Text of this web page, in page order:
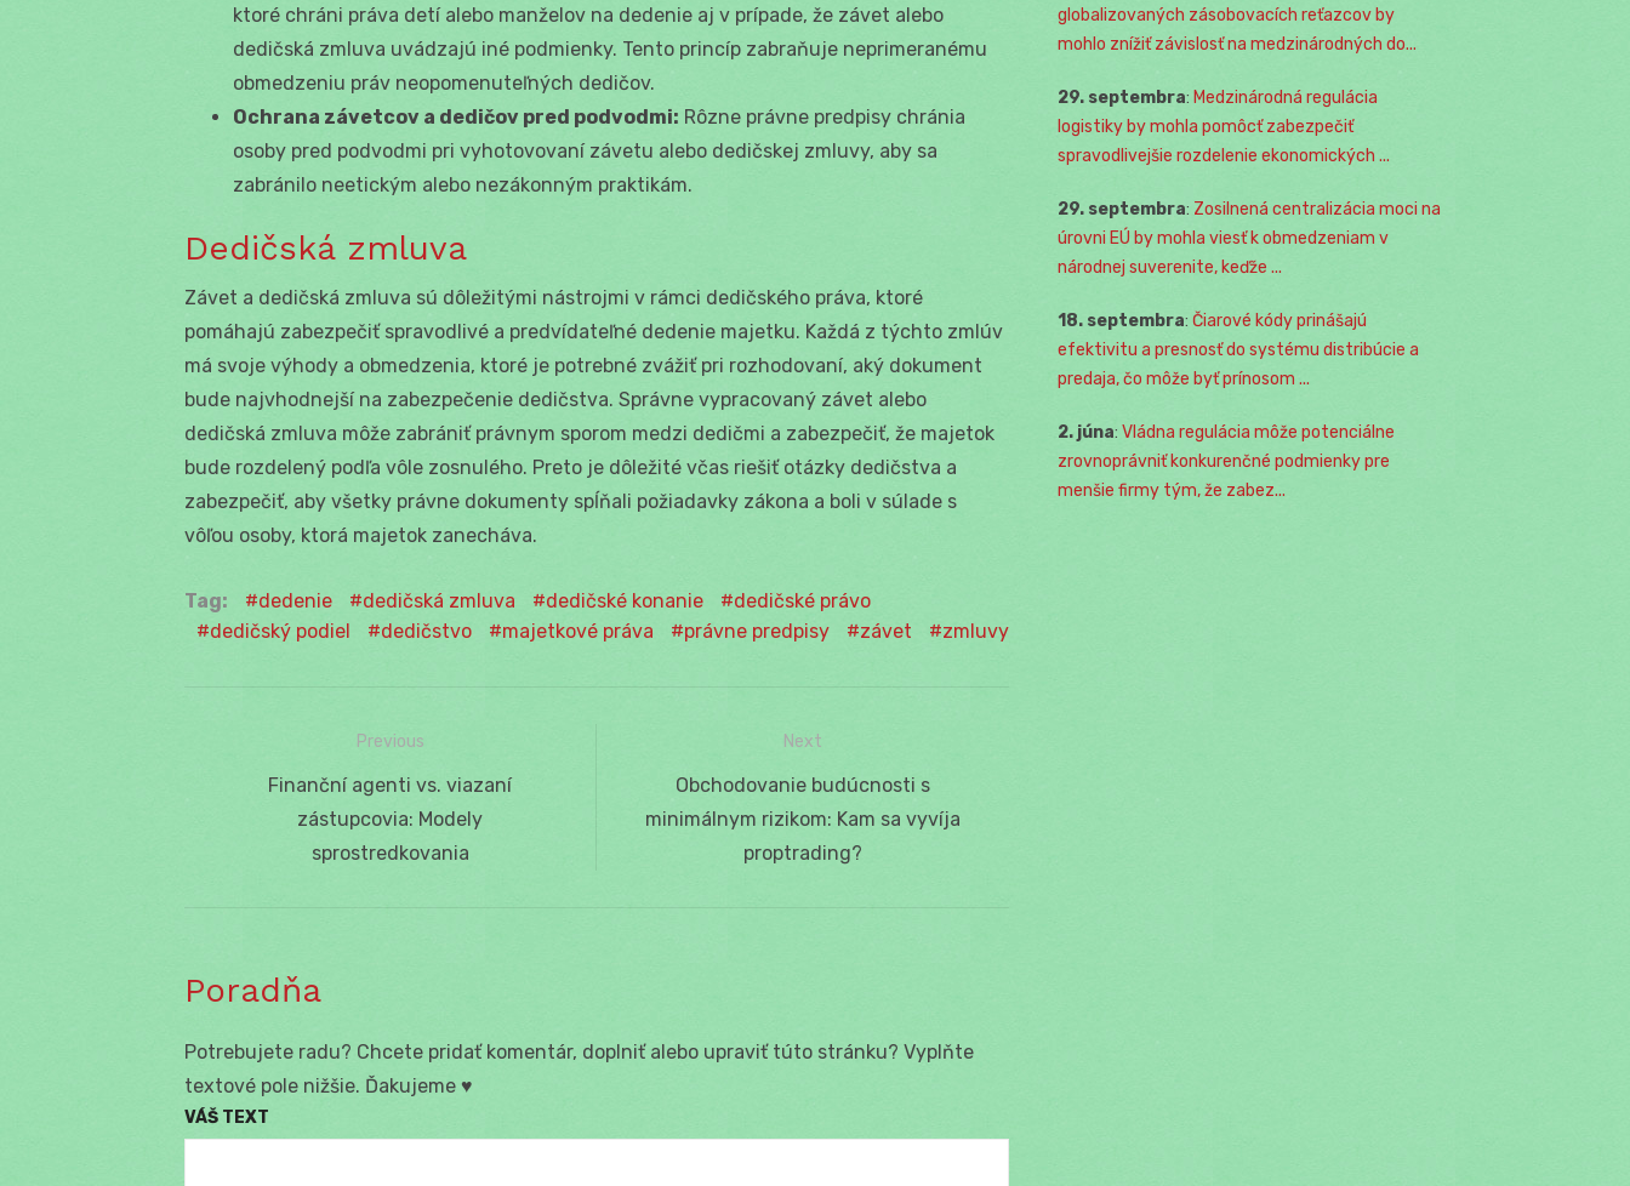
ktoré chráni práva detí alebo manželov na dedenie aj v prípade, že závet alebo
dedičská zmluva uvádzajú iné podmienky. Tento princíp zabraňuje neprimeranému
obmedzeniu práv neopomenuteľných dedičov.
Ochrana závetcov a dedičov pred podvodmi: Rôzne právne predpisy chránia
osoby pred podvodmi pri vyhotovovaní závetu alebo dedičskej zmluvy, aby sa
zabránilo neetickým alebo nezákonným praktikám.
Dedičská zmluva
Závet a dedičská zmluva sú dôležitými nástrojmi v rámci dedičského práva, ktoré
pomáhajú zabezpečiť spravodlivé a predvídateľné dedenie majetku. Každá z týchto zmlúv
má svoje výhody a obmedzenia, ktoré je potrebné zvážiť pri rozhodovaní, aký dokument
bude najvhodnejší na zabezpečenie dedičstva. Správne vypracovaný závet alebo
dedičská zmluva môže zabrániť právnym sporom medzi dedičmi a zabezpečiť, že majetok
bude rozdelený podľa vôle zosnulého. Preto je dôležité včas riešiť otázky dedičstva a
zabezpečiť, aby všetky právne dokumenty spĺňali požiadavky zákona a boli v súlade s
vôľou osoby, ktorá majetok zanecháva.
Tag: dedenie dedičská zmluva dedičské konanie
dedičské právo
dedičský podiel
dedičstvo majetkové práva právne predpisy závet zmluvy
Navigácia
Previous
Previous
Finanční agenti vs. viazaní
zástupcovia: Modely
sprostredkovania
Next
Next
post:
Obchodovanie budúcnosti s
minimálnym rizikom: Kam sa vyvíja
proptrading?
Poradňa
Potrebujete radu? Chcete pridať komentár, doplniť alebo upraviť túto stránku? Vyplňte
textové pole nižšie. Ďakujeme ♥
VÁŠ TEXT
globalizovaných zásobovacích reťazcov by
mohlo znížiť závislosť na medzinárodných do...
29. septembra: Medzinárodná regulácia
logistiky by mohla pomôcť zabezpečiť
spravodlivejšie rozdelenie ekonomických ...
29. septembra: Zosilnená centralizácia moci na
úrovni EÚ by mohla viesť k obmedzeniam v
národnej suverenite, keďže ...
18. septembra: Čiarové kódy prinášajú
efektivitu a presnosť do systému distribúcie a
predaja, čo môže byť prínosom ...
2. júna: Vládna regulácia môže potenciálne
zrovnoprávniť konkurenčné podmienky pre
menšie firmy tým, že zabez...